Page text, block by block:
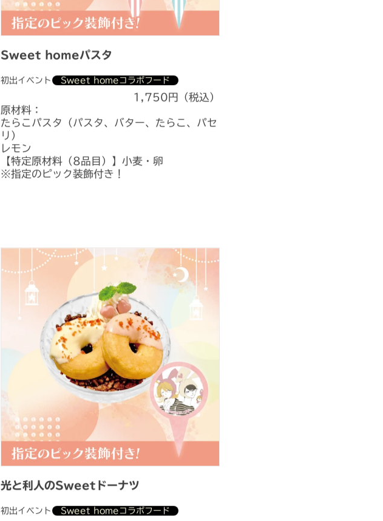
Sweet homeパスタ
初出イベント Sweet homeコラボフード
1,750円（税込）
原材料：
たらこパスタ（パスタ、バター、たらこ、パセ
リ）
レモン
【特定原材料（8品目）】小麦・卵
※指定のピック装飾付き！
光と利人のSweetドーナツ
初出イベント Sweet homeコラボフード